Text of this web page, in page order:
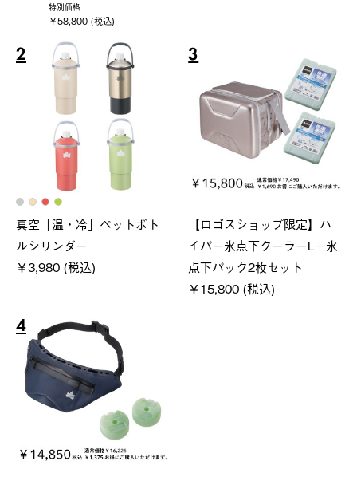
特別価格
￥58,800 (税込)
2
真空「温・冷」ペットボト
ルシリンダー
￥3,980 (税込)
3
【ロゴスショップ限定】ハ
イパー氷点下クーラーL＋氷
点下パック2枚セット
￥15,800 (税込)
4